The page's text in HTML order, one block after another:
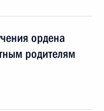
ордена
родителям